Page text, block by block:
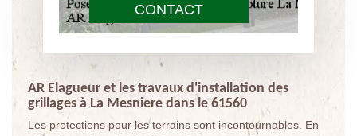
CONTACT
AR Elagueur et les travaux d'installation des
grillages à La Mesniere dans le 61560
Les protections pour les terrains sont incontournables. En